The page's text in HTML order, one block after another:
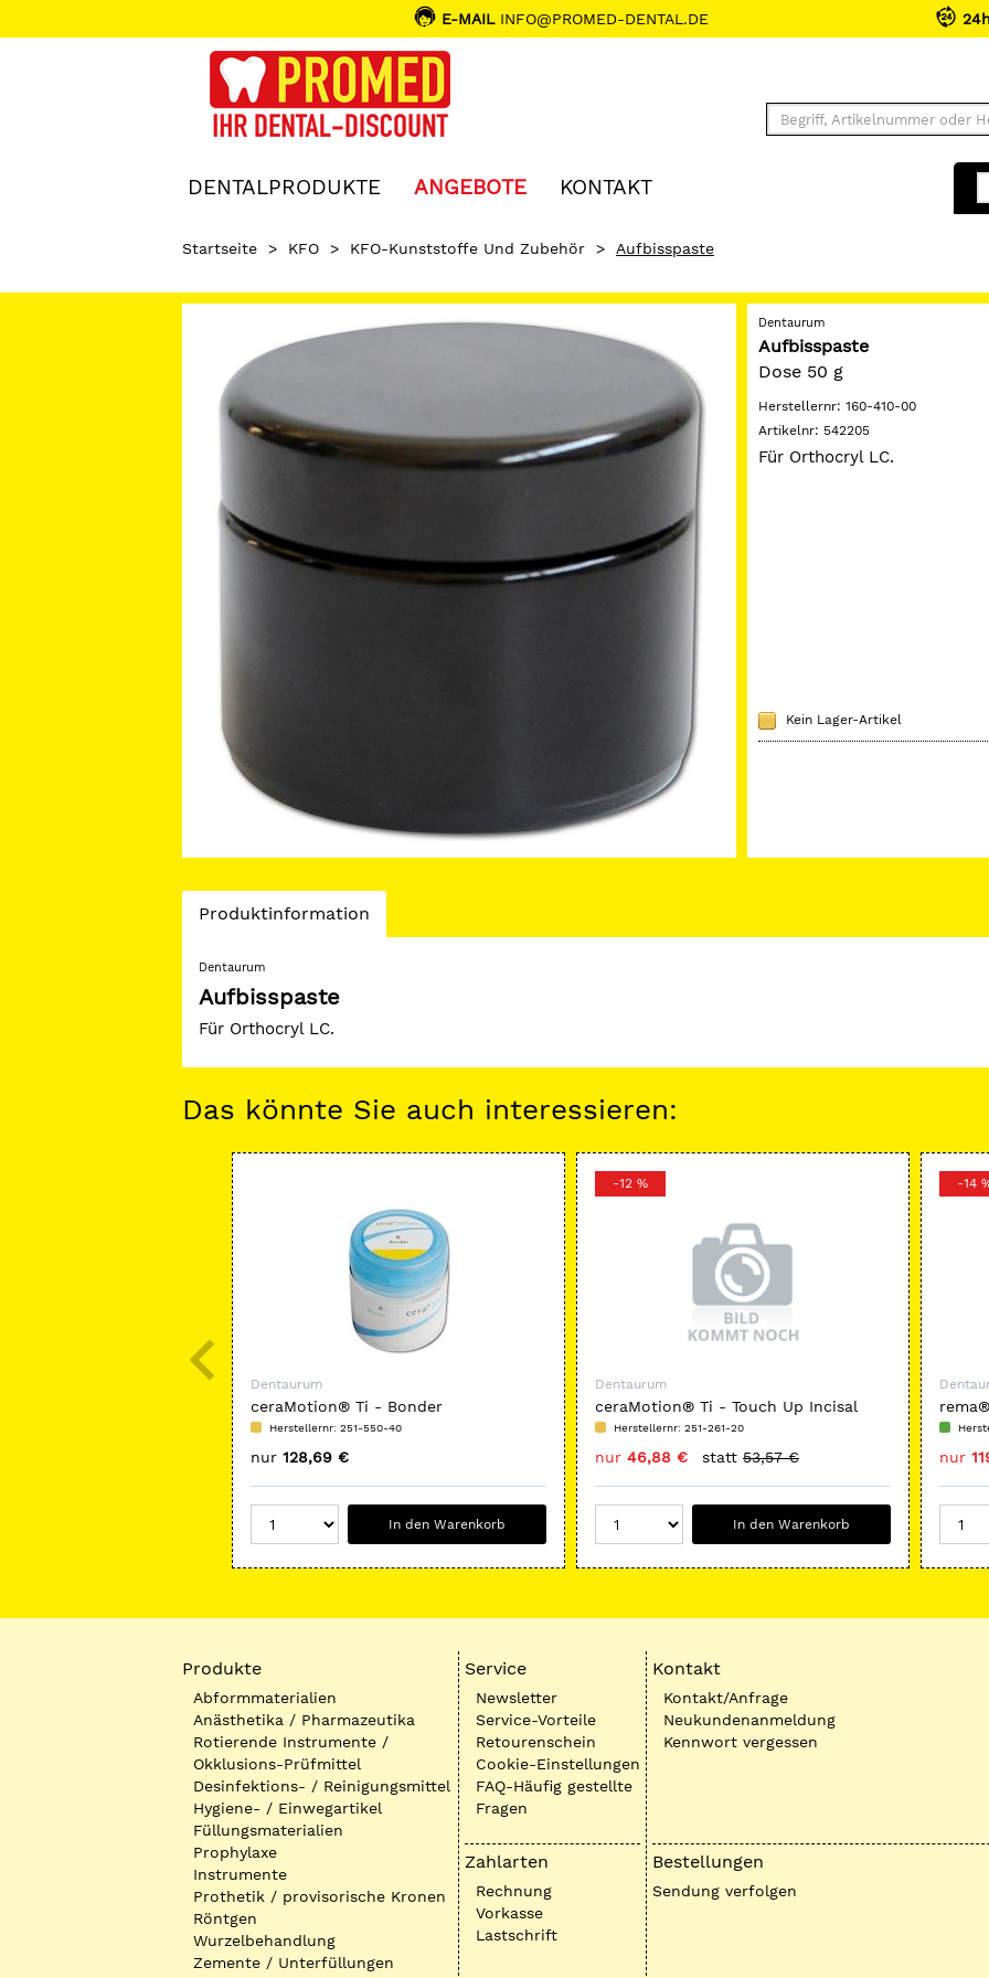
E-MAILINFO@PROMED-DENTAL.DE 24h
DENTALPRODUKTE ANGEBOTE KONTAKT
Startseite > KFO > KFO-Kunststoffe Und Zubehör > Aufbisspaste
Dentaurum
Aufbisspaste
Dose 50 g
Herstellernr: 160-410-00
Artikelnr: 542205
Für Orthocryl LC.
Kein Lager-Artikel
Current
Produktinformation
Dentaurum
Aufbisspaste
Für Orthocryl LC.
Das könnte Sie auch interessieren:
Dentaurum
ceraMotion® Ti - Bonder
Herstellernr: 251-550-40
nur 128,69 €
In den Warenkorb
-12 %
Dentaurum
ceraMotion® Ti - Touch Up Incisal
Herstellernr: 251-261-20
nur 46,88 € statt 53,57 €
In den Warenkorb
-14
nur
Produkte
Abformmaterialien
Anästhetika / Pharmazeutika
Rotierende Instrumente /
Okklusions-Prüfmittel
Desinfektions- / Reinigungsmittel
Hygiene- / Einwegartikel
Füllungsmaterialien
Prophylaxe
Instrumente
Prothetik / provisorische Kronen
Röntgen
Wurzelbehandlung
Zemente / Unterfüllungen
Service
Newsletter
Service-Vorteile
Retourenschein
Cookie-Einstellungen
FAQ-Häufig gestellte
Fragen
Zahlarten
Rechnung
Vorkasse
Lastschrift
Kontakt
Kontakt/Anfrage
Neukundenanmeldung
Kennwort vergessen
Bestellungen
Sendung verfolgen